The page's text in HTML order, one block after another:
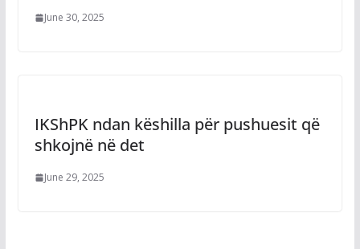
June 30, 2025
IKShPK ndan këshilla për pushuesit që
shkojnë në det
June 29, 2025